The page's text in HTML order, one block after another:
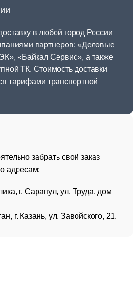
в любой город России
партнеров: «Деловые
», «Байкал Сервис», а также
ТК. Стоимость доставки
тарифами транспортной
забрать свой заказ
адресам:
г. Сарапул, ул. Труда, дом
г. Казань, ул. Завойского, 21.